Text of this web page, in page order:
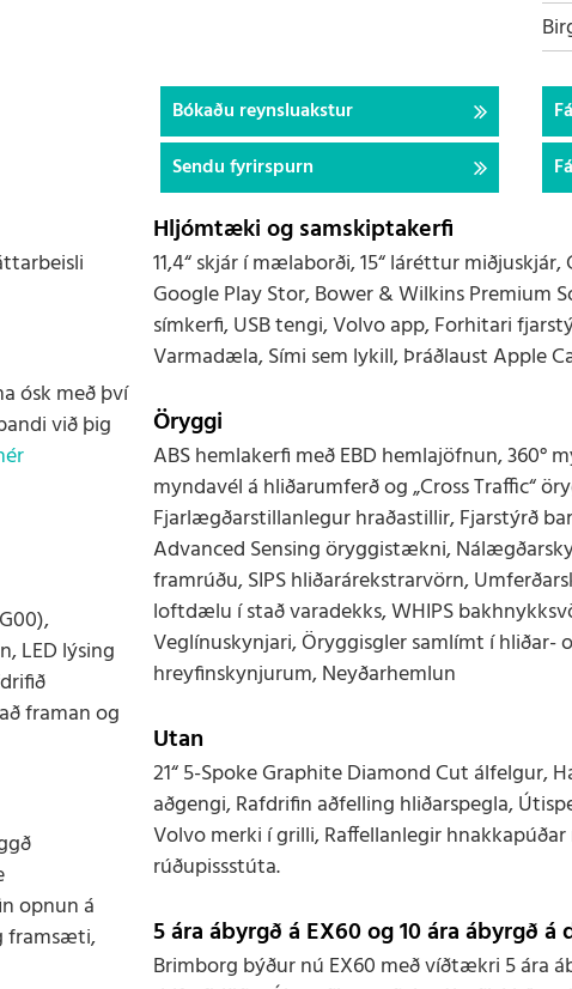
Bókaðu reynsluakstur
Sendu fyrirspurn
ósk með því
við þig
LED lýsing
framan og
opnun á
framsæti,
Hljómtæki og samskiptakerfi
11,4“ skjár í mælaborði, 15“ láréttur
Google Play Stor, Bower & Wilkins Premium
símkerfi, USB tengi, Volvo app, Forhitari
Varmadæla, Sími sem lykill, Þráðlaust Apple
Öryggi
ABS hemlakerfi með EBD hemlajöfnun, 360°
myndavél á hliðarumferð og „Cross Traffic“
Fjarlægðarstillanlegur hraðastillir, Fjarstýrð
Advanced Sensing öryggistækni,
framrúðu, SIPS hliðarárekstrarvörn,
loftdælu í stað varadekks, WHIPS
Veglínuskynjari, Öryggisgler samlímt í
hreyfinskynjurum, Neyðarhemlun
Utan
21“ 5-Spoke Graphite Diamond Cut álfelgur,
aðgengi, Rafdrifin aðfelling hliðarspegla,
Volvo merki í grilli, Raffellanlegir
rúðupissstúta.
5 ára ábyrgð á EX60 og 10 ára ábyrgð
Brimborg býður nú EX60 með víðtækri 5 ára